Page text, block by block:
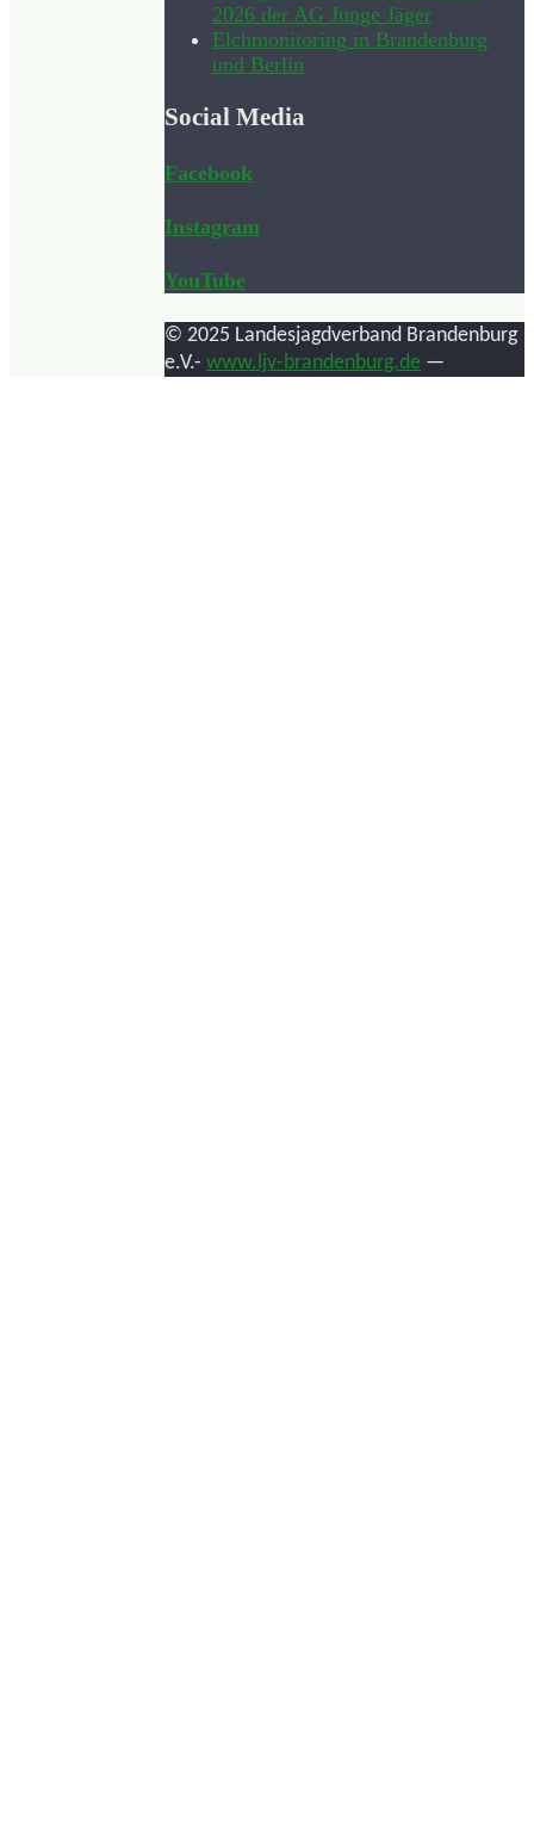
2026 der AG Junge Jäger
Elchmonitoring in Brandenburg
und Berlin
Social Media
Facebook
Instagram
YouTube
© 2025 Landesjagdverband Brandenburg
e.V.- www.ljv-brandenburg.de —